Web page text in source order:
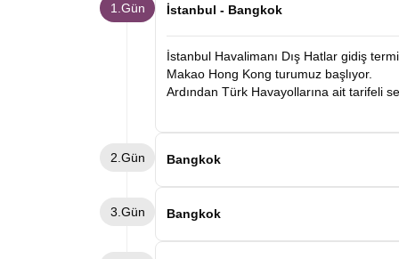
1.Gün İstanbul - Bangkok
İstanbul Havalimanı Dış Hatlar gidiş
Makao Hong Kong turumuz başlıyor.
Ardından Türk Havayollarına ait tarifeli
2.Gün Bangkok
Bangkok gezisi yapıyoruz. Turumuzda
Phraya Nehri kıyısı panoramik olarak
3.Gün Bangkok